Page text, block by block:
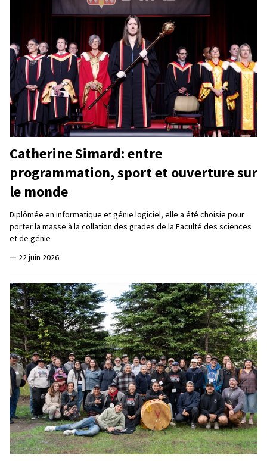
Catherine Simard: entre
programmation, sport et ouverture sur
le monde
Diplômée en informatique et génie logiciel, elle a été choisie pour
porter la masse à la collation des grades de la Faculté des sciences
et de génie
— 22 juin 2026